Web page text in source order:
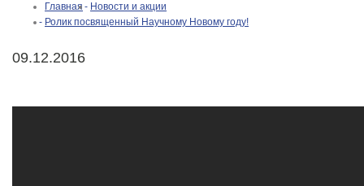
Главная
Новости и акции
Ролик посвященный Научному Новому году!
09.12.2016